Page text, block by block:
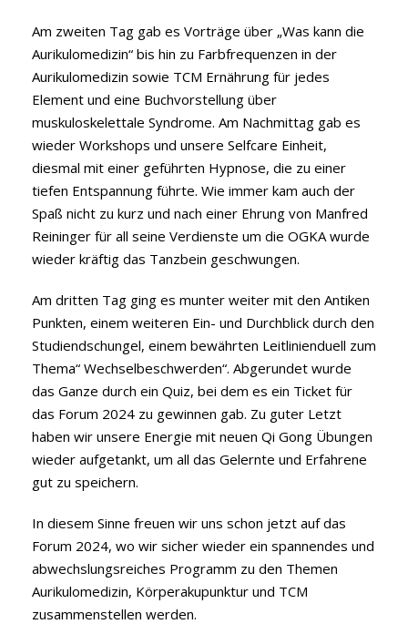
Am zweiten Tag gab es Vorträge über „Was kann die
Aurikulomedizin“ bis hin zu Farbfrequenzen in der
Aurikulomedizin sowie TCM Ernährung für jedes
Element und eine Buchvorstellung über
muskuloskelettale Syndrome. Am Nachmittag gab es
wieder Workshops und unsere Selfcare Einheit,
diesmal mit einer geführten Hypnose, die zu einer
tiefen Entspannung führte. Wie immer kam auch der
Spaß nicht zu kurz und nach einer Ehrung von Manfred
Reininger für all seine Verdienste um die OGKA wurde
wieder kräftig das Tanzbein geschwungen.
Am dritten Tag ging es munter weiter mit den Antiken
Punkten, einem weiteren Ein- und Durchblick durch den
Studiendschungel, einem bewährten Leitlinienduell zum
Thema“ Wechselbeschwerden“. Abgerundet wurde
das Ganze durch ein Quiz, bei dem es ein Ticket für
das Forum 2024 zu gewinnen gab. Zu guter Letzt
haben wir unsere Energie mit neuen Qi Gong Übungen
wieder aufgetankt, um all das Gelernte und Erfahrene
gut zu speichern.
In diesem Sinne freuen wir uns schon jetzt auf das
Forum 2024, wo wir sicher wieder ein spannendes und
abwechslungsreiches Programm zu den Themen
Aurikulomedizin, Körperakupunktur und TCM
zusammenstellen werden.